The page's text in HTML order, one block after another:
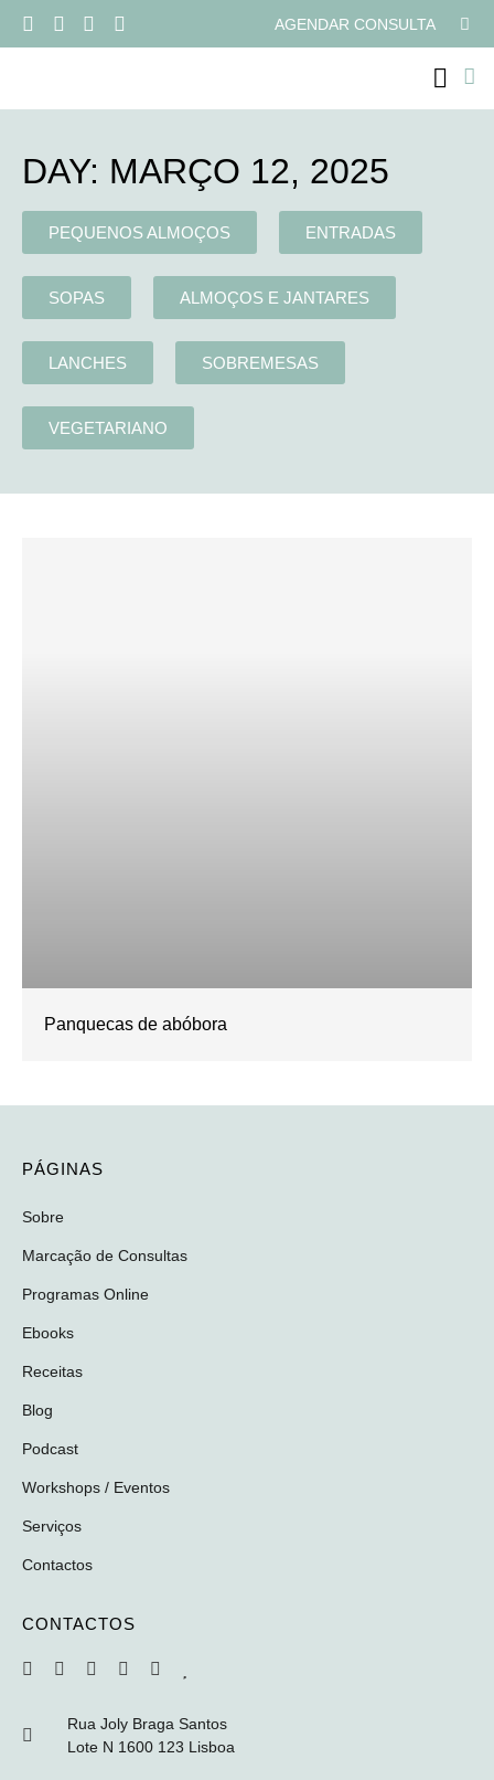
AGENDAR CONSULTA
DAY: MARÇO 12, 2025
PEQUENOS ALMOÇOS ENTRADAS
SOPAS ALMOÇOS E JANTARES
LANCHES SOBREMESAS
VEGETARIANO
Panquecas de abóbora
PÁGINAS
Sobre
Marcação de Consultas
Programas Online
Ebooks
Receitas
Blog
Podcast
Workshops / Eventos
Serviços
Contactos
CONTACTOS
Rua Joly Braga Santos
Lote N 1600 123 Lisboa